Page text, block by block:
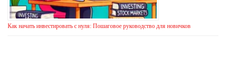
Как начать инвестировать с нуля: Пошаговое руководство для новичков